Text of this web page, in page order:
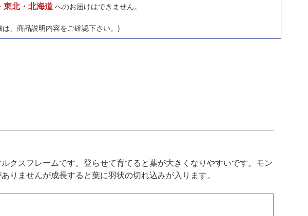
東北・北海道 へのお届けはできません。
は、商品説明内容をご確認下さい。)
クスフレームです。登らせて育てると葉が大きくなりやすいです。モン
りませんが成長すると葉に羽状の切れ込みが入ります。